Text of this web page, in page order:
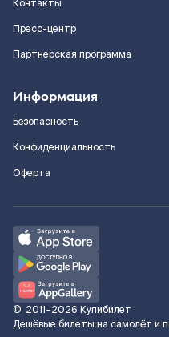
Контакты
Пресс-центр
Партнерская программа
Информация
Безопасность
Конфиденциальность
Оферта
© 2011–2026 Купибилет
Дешёвые билеты на самолёт и